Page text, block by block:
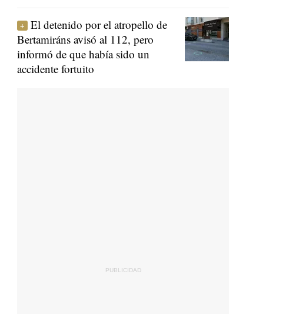
El detenido por el atropello de
Bertamiráns avisó al 112, pero
informó de que había sido un
accidente fortuito